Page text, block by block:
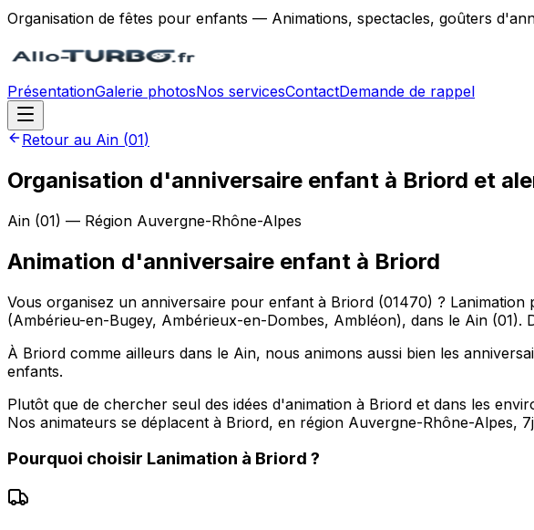
Organisation de fêtes pour enfants — Animations, spectacles, goûters
PrésentationGalerie photosNos servicesContactDemande de rappel
Retour au Ain (01)
Organisation d'anniversaire enfant à Briord et
Ain (01) — Région Auvergne-Rhône-Alpes
Animation d'anniversaire enfant à Briord
Vous organisez un anniversaire pour enfant à Briord (01470) ?
(Ambérieu-en-Bugey, Ambérieux-en-Dombes, Ambléon), dans le Ain
À Briord comme ailleurs dans le Ain, nous animons aussi bien les
enfants.
Plutôt que de chercher seul des idées d'animation à Briord et dans les
Nos animateurs se déplacent à Briord, en région Auvergne-Rhône-Alpes,
Pourquoi choisir Lanimation à Briord ?